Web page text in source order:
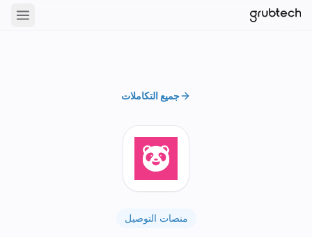
جميع التكاملات
منصات التوصيل